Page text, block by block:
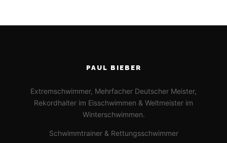
PAUL BIEBER
Extremschwimmer, Mehrfacher Deutscher Meister,
Rekordhalter im Eisschwimmen & Weltmeister im
Winterschwimmen.
Schwimmtrainer & Rettungsschwimmer